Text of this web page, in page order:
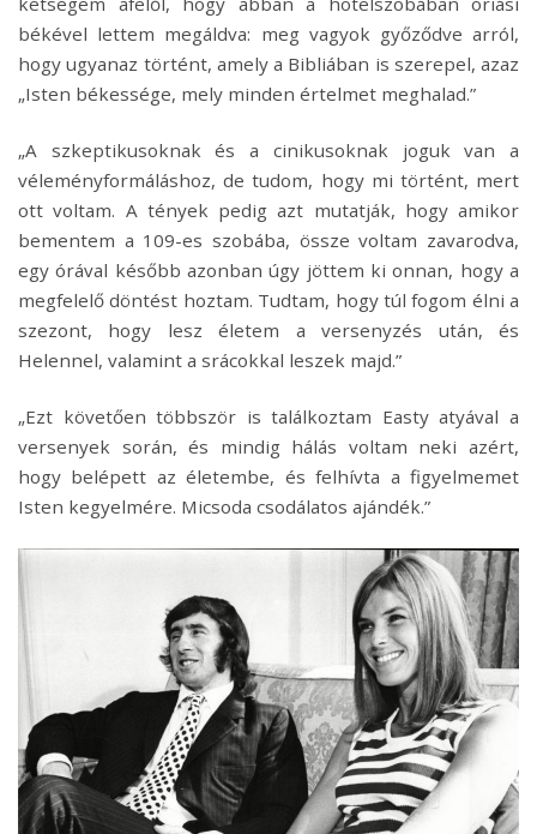
békével lettem megáldva: meg vagyok győződve arról,
hogy ugyanaz történt, amely a Bibliában is szerepel, azaz
„Isten békessége, mely minden értelmet meghalad.”
„A szkeptikusoknak és a cinikusoknak joguk van a
véleményformáláshoz, de tudom, hogy mi történt, mert
ott voltam. A tények pedig azt mutatják, hogy amikor
bementem a 109-es szobába, össze voltam zavarodva,
egy órával később azonban úgy jöttem ki onnan, hogy a
megfelelő döntést hoztam. Tudtam, hogy túl fogom élni a
szezont, hogy lesz életem a versenyzés után, és
Helennel, valamint a srácokkal leszek majd.”
„Ezt követően többször is találkoztam Easty atyával a
versenyek során, és mindig hálás voltam neki azért,
hogy belépett az életembe, és felhívta a figyelmemet
Isten kegyelmére. Micsoda csodálatos ajándék.”